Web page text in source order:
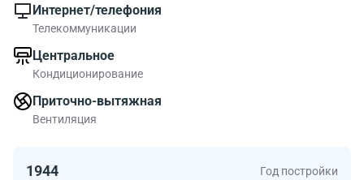
Интернет/телефония
Телекоммуникации
Центральное
Кондиционирование
Приточно-вытяжная
Вентиляция
1944 Год постройки